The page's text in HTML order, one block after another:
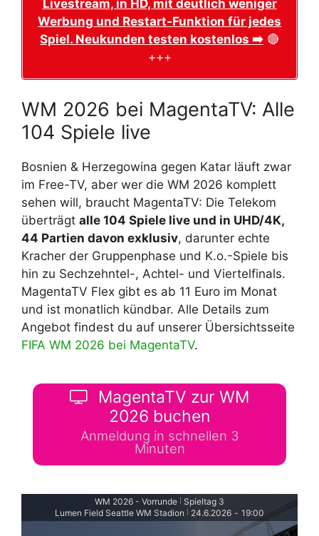
Livestream, in HD, mit deutlich weniger
Werbung und Restart-Funktion für jedes
Spiel. Neukunden testen kostenlos ➡️ 🔴
+++
WM 2026 bei MagentaTV: Alle
104 Spiele live
Bosnien & Herzegowina gegen Katar läuft zwar
im Free-TV, aber wer die WM 2026 komplett
sehen will, braucht MagentaTV: Die Telekom
überträgt alle 104 Spiele live und in UHD/4K,
44 Partien davon exklusiv, darunter echte
Kracher der Gruppenphase und K.o.-Spiele bis
hin zu Sechzehntel-, Achtel- und Viertelfinals.
MagentaTV Flex gibt es ab 11 Euro im Monat
und ist monatlich kündbar. Alle Details zum
Angebot findest du auf unserer Übersichtsseite
FIFA WM 2026 bei MagentaTV.
MagentaTV zur WM
2026 buchen
Anmeldung in schnellen 3
Minuten
WM 2026 - Vorrunde
Spieltag 3
Lumen Field Seattle WM Stadion
24.6.2026 - 19:00